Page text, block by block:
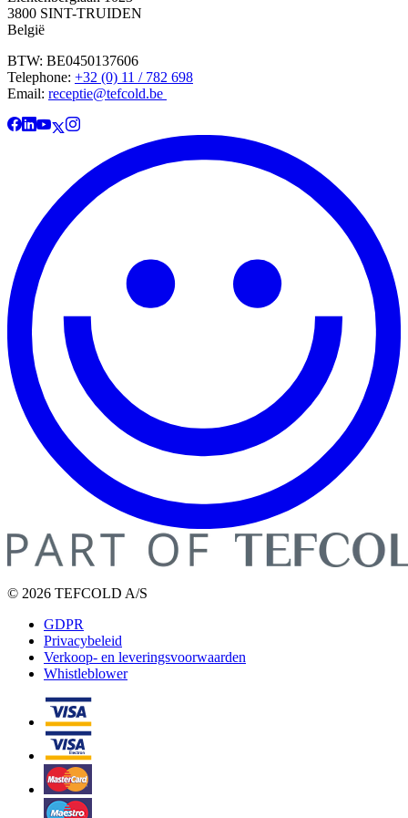
3800 SINT-TRUIDEN
België
BTW: BE0450137606
Telephone: +32 (0) 11 / 782 698
Email: receptie@tefcold.be
© 2026 TEFCOLD A/S
GDPR
Privacybeleid
Verkoop- en leveringsvoorwaarden
Whistleblower